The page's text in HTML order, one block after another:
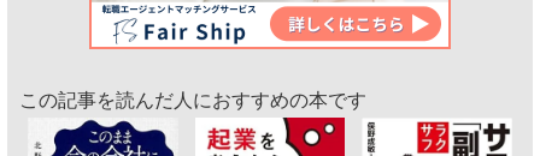
この記事を読んだ人におすすめの本です